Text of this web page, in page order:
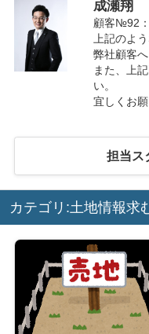
成瀬翔
顧客№92：
上記のよ
弊社顧客
また、上
い。
宜しくお願
担当ス
カテゴリ:土地情報求